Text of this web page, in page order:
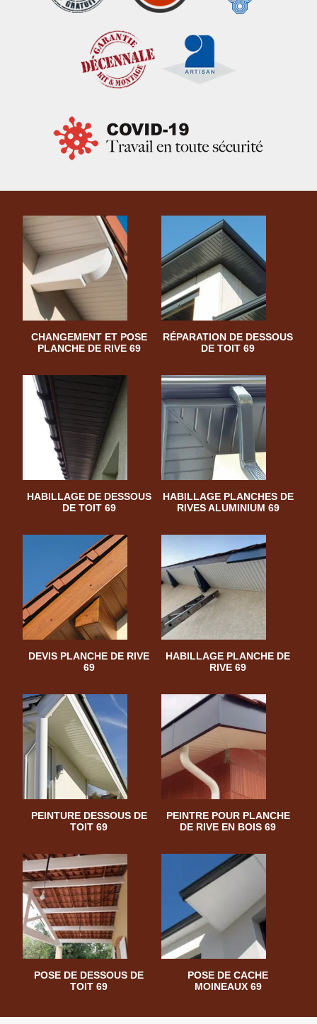
CHANGEMENT ET POSE
PLANCHE DE RIVE 69
RÉPARATION DE DESSOUS
DE TOIT 69
HABILLAGE DE DESSOUS
DE TOIT 69
HABILLAGE PLANCHES DE
RIVES ALUMINIUM 69
DEVIS PLANCHE DE RIVE
69
HABILLAGE PLANCHE DE
RIVE 69
PEINTURE DESSOUS DE
TOIT 69
PEINTRE POUR PLANCHE
DE RIVE EN BOIS 69
POSE DE DESSOUS DE
TOIT 69
POSE DE CACHE
MOINEAUX 69